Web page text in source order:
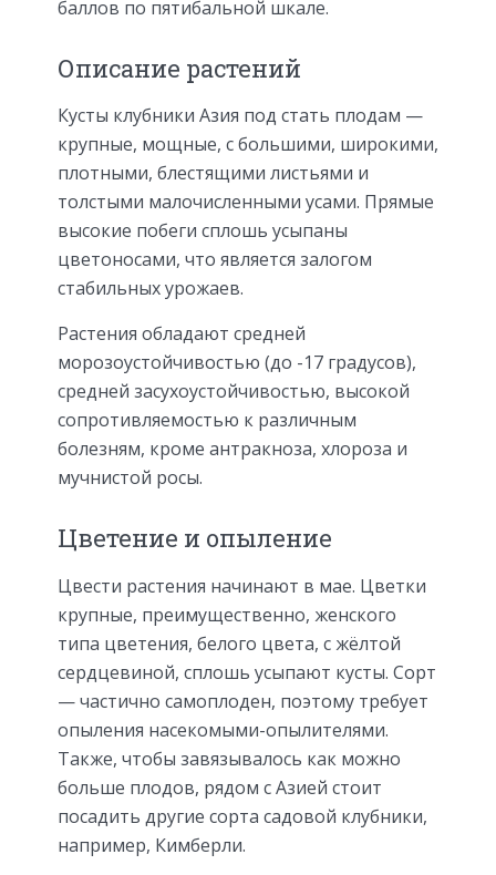
баллов по пятибальной шкале.
Описание растений
Кусты клубники Азия под стать плодам —
крупные, мощные, с большими, широкими,
плотными, блестящими листьями и
толстыми малочисленными усами. Прямые
высокие побеги сплошь усыпаны
цветоносами, что является залогом
стабильных урожаев.
Растения обладают средней
морозоустойчивостью (до -17 градусов),
средней засухоустойчивостью, высокой
сопротивляемостью к различным
болезням, кроме антракноза, хлороза и
мучнистой росы.
Цветение и опыление
Цвести растения начинают в мае. Цветки
крупные, преимущественно, женского
типа цветения, белого цвета, с жёлтой
сердцевиной, сплошь усыпают кусты. Сорт
— частично самоплоден, поэтому требует
опыления насекомыми-опылителями.
Также, чтобы завязывалось как можно
больше плодов, рядом с Азией стоит
посадить другие сорта садовой клубники,
например, Кимберли.